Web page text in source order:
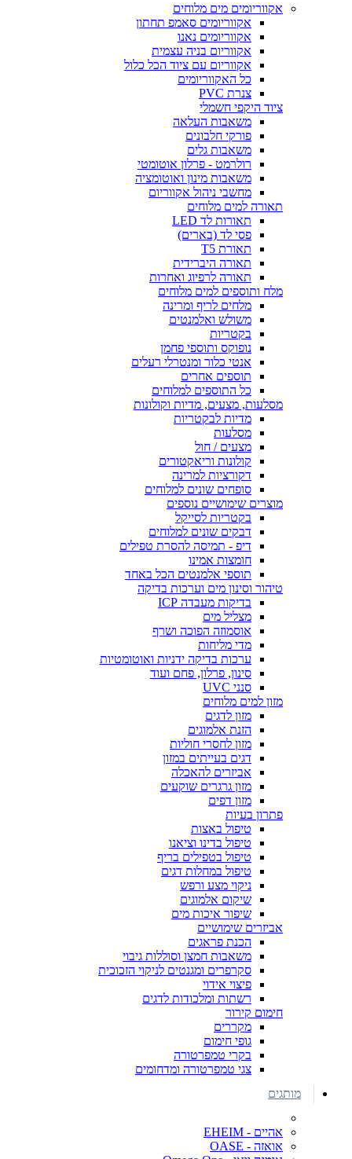
אקווריומים מים מלוחים
אקווריומים סאמפ תחתון
אקווריומים נאנו
אקווריום בניה עצמית
אקווריום עם ציוד הכל כלול
כל האקווריומים
צנרת PVC
ציוד היקפי חשמלי
משאבות העלאה
פורקי חלבונים
משאבות גלים
רולרמט - פרלון אוטומטי
משאבות מינון ואוטומציה
מחשבי ניהול אקווריום
תאורה למים מלוחים
תאורות לד LED
פסי לד (בארים)
תאורת T5
תאורה היברידית
תאורה לרפיוג ואחרות
מלח ותוספים למים מלוחים
מלחים לריף ומרינה
משולש ואלמנטים
בקטריות
נופוקס ותוספי פחמן
אנטי כלור ומנטרלי רעלים
תוספים אחרים
כל התוספים למלוחים
מסלעות, מצעים, מדיות וקולונות
מדיות לבקטריות
מסלעות
מצעים / חול
קולונות וריאקטורים
דקורציות למרינה
סופחים שונים למלוחים
מוצרים שימושיים נוספים
בקטריות לסייקל
דבקים שונים למלוחים
דיפ - תמיסה להסרת טפילים
חומצות אמינו
תוספי אלמנטים הכל באחד
טיהור וסינון מים וערכות בדיקה
בדיקות מעבדה ICP
מצליל מים
אוסמוזה הפוכה ושרף
מדי מליחות
ערכות בדיקה ידניות ואוטומטיות
סינון, פרלון, פחם ועוד
סנני UVC
מזון למים מלוחים
מזון לדגים
הזנת אלמוגים
מזון לחסרי חוליות
דגים בעייתים במזון
אביזרים להאכלה
מזון גרגרים שוקעים
מזון דפים
פתרון בעיות
טיפול באצות
טיפול בדינו וציאנו
טיפול בטפילים בריף
טיפול במחלות דגים
ניקוי מצע ורפש
שיקום אלמוגים
שיפור איכות מים
אביזרים שימושיים
הכנת פראגים
משאבות חמצן וסוללות גיבוי
סקרפרים ומגנטים לניקוי הזכוכית
פיצוי אידוי
רשתות ומלכודות לדגים
חימום קירור
מקררים
גופי חימום
בקרי טמפרטורה
צגי טמפרטורה ומדחומים
מותגים
אהיים - EHEIM
אואזה - OASE